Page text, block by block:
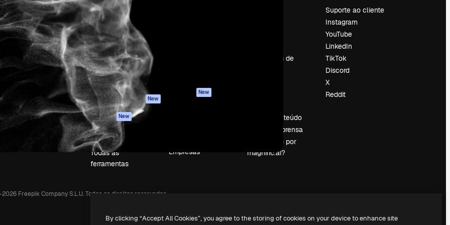
para você direcionar
Mais de 1 milhão de
criativos, empresas,
Spaces
Assistente de IA
Gerador de
imagens
Gerador de vídeos
Texto para voz
Conteúdo de stock
MCP para
Claude/ChatGPT
New
Agentes New
API
App móvel
Todas as
ferramentas
New
Empresas
Tendências de
Vender conteúdo
Sala de imprensa
Procurando por
magnific.ai?
Suporte ao cliente
Instagram
YouTube
LinkedIn
TikTok
Discord
X
Reddit
2026 Freepik Company S.L.U.Todos os direitos reservados
By clicking “Accept All Cookies”, you agree to the storing of cookies on your device to enhance site